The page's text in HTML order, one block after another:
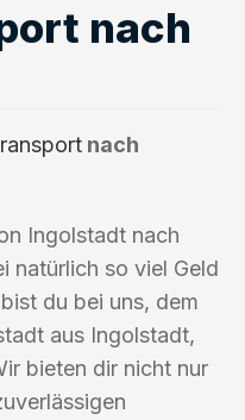
nach
nach
Ingolstadt nach
natürlich so viel Geld
du bei uns, dem
aus Ingolstadt,
bieten dir nicht nur